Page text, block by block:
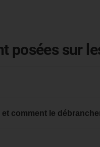
posées sur
de TE Connectivity
comment le